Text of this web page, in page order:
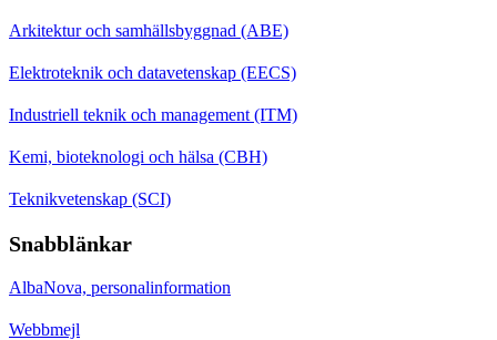
Arkitektur och samhällsbyggnad (ABE)
Elektroteknik och datavetenskap (EECS)
Industriell teknik och management (ITM)
Kemi, bioteknologi och hälsa (CBH)
Teknikvetenskap (SCI)
Snabblänkar
AlbaNova, personalinformation
Webbmejl